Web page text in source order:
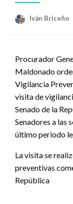
Iván Briceño
Procurador
Maldonado
Vigilancia
visita de
Senado de la
Senadores a las
último periodo
La visita se
preventivas
República